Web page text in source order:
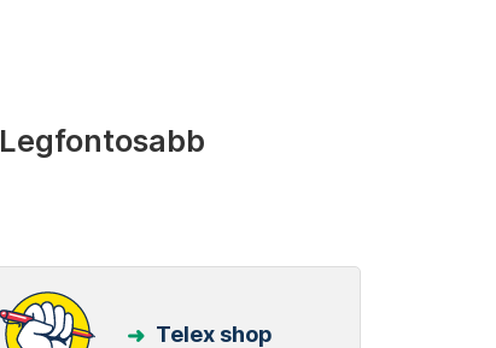
Legfontosabb
Telex shop